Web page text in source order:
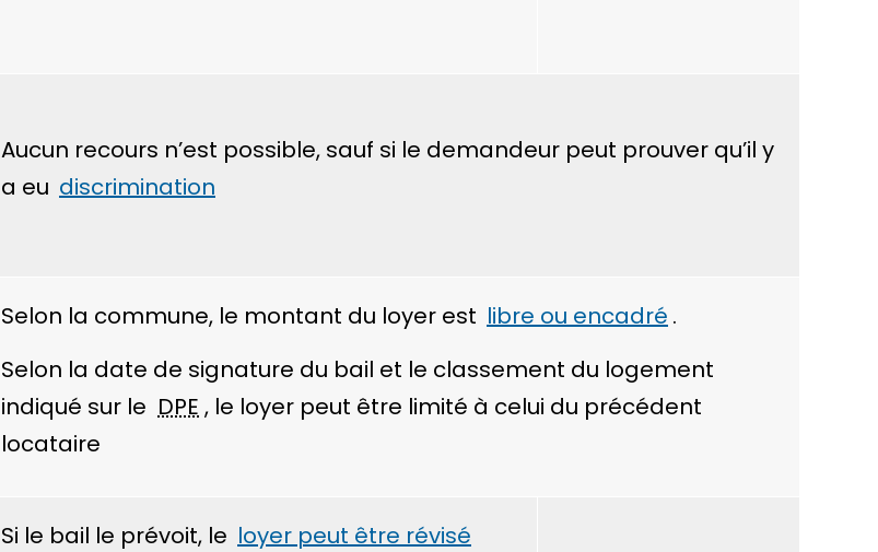
Aucun recours n’est possible, sauf si le demandeur peut prouver qu’il y
a eu discrimination
Selon la commune, le montant du loyer est libre ou encadré .
Selon la date de signature du bail et le classement du logement
indiqué sur le DPE , le loyer peut être limité à celui du précédent
locataire
Si le bail le prévoit, le loyer peut être révisé